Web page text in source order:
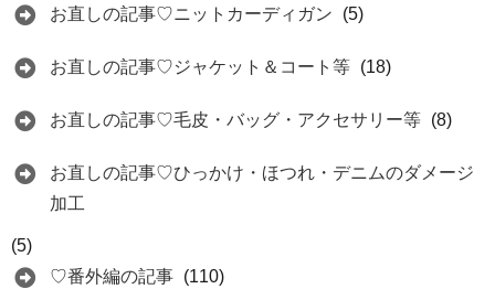
お直しの記事♡ニットカーディガン (5)
お直しの記事♡ジャケット＆コート等 (18)
お直しの記事♡毛皮・バッグ・アクセサリー等 (8)
お直しの記事♡ひっかけ・ほつれ・デニムのダメージ
加工
(5)
♡番外編の記事 (110)